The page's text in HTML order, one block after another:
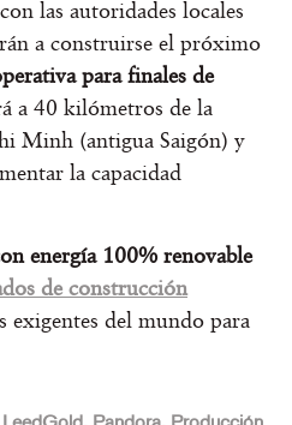
las autoridades locales
a construirse el próximo
para finales de
a 40 kilómetros de la
Minh (antigua Saigón) y
la capacidad
energía 100% renovable
de construcción
exigentes del mundo para